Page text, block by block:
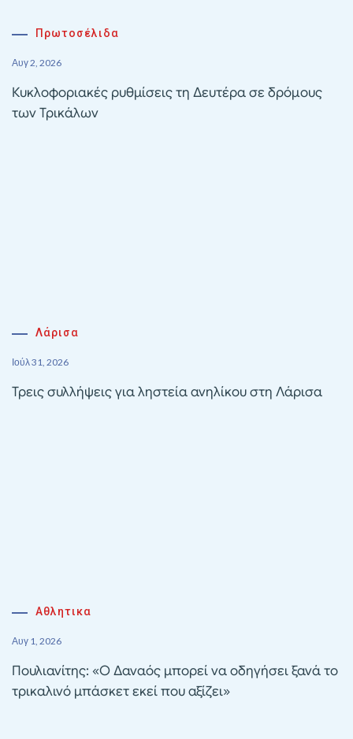
Πρωτοσέλιδα
Αυγ 2, 2026
Κυκλοφοριακές ρυθμίσεις τη Δευτέρα σε δρόμους
των Τρικάλων
Λάρισα
Ιούλ 31, 2026
Τρεις συλλήψεις για ληστεία ανηλίκου στη Λάρισα
Αθλητικα
Αυγ 1, 2026
Πουλιανίτης: «Ο Δαναός μπορεί να οδηγήσει ξανά το
τρικαλινό μπάσκετ εκεί που αξίζει»